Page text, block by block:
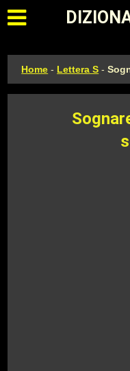
Apri il
Home - Lettera S -